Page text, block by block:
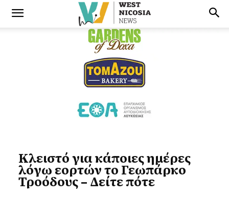
Κλειστό για κάποιες ημέρες
λόγω εορτών το Γεωπάρκο
Τροόδους – Δείτε πότε